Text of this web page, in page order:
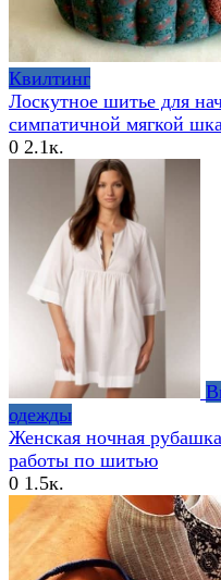
Квилтинг
Лоскутное шитье для
симпатичной мягкой
0 2.1к.
одежды
Женская ночная
работы по шитью
0 1.5к.